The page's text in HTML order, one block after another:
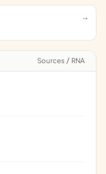
Sources / RNA